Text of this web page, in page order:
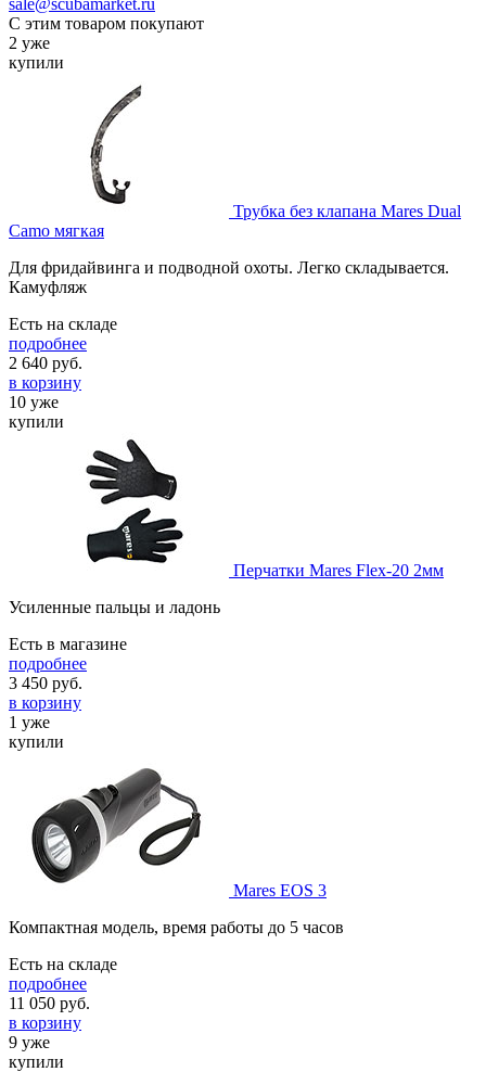
С этим товаром покупают
2 уже
купили
Трубка без клапана Mares Dual
Camo мягкая
Для фридайвинга и подводной охоты. Легко складывается.
Камуфляж
Есть на складе
подробнее
2 640 руб.
в корзину
10 уже
купили
Перчатки Mares Flex-20 2мм
Усиленные пальцы и ладонь
Есть в магазине
подробнее
3 450 руб.
в корзину
1 уже
купили
Mares EOS 3
Компактная модель, время работы до 5 часов
Есть на складе
подробнее
11 050 руб.
в корзину
9 уже
купили